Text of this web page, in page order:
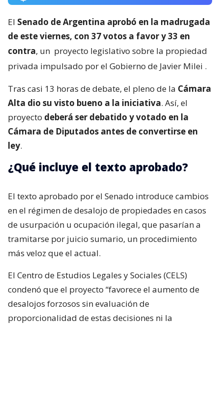
El Senado de Argentina aprobó en la madrugada
de este viernes, con 37 votos a favor y 33 en
contra, un proyecto legislativo sobre la propiedad
privada impulsado por el Gobierno de Javier Milei .
Tras casi 13 horas de debate, el pleno de la Cámara
Alta dio su visto bueno a la iniciativa. Así, el
proyecto deberá ser debatido y votado en la
Cámara de Diputados antes de convertirse en
ley.
¿Qué incluye el texto aprobado?
El texto aprobado por el Senado introduce cambios
en el régimen de desalojo de propiedades en casos
de usurpación u ocupación ilegal, que pasarían a
tramitarse por juicio sumario, un procedimiento
más veloz que el actual.
El Centro de Estudios Legales y Sociales (CELS)
condenó que el proyecto “favorece el aumento de
desalojos forzosos sin evaluación de
proporcionalidad de estas decisiones ni la